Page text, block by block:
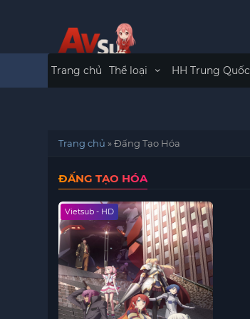
Trang chủ Thể loại HH Trung Quốc
Trang chủ »Đấng Tạo Hóa
ĐẤNG TẠO HÓA
Vietsub - HD